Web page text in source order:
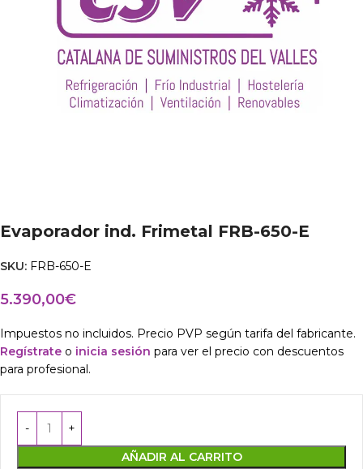
Evaporador ind. Frimetal FRB-650-E
SKU: FRB-650-E
5.390,00€
Impuestos no incluidos. Precio PVP según tarifa del fabricante.
Regístrate o inicia sesión para ver el precio con descuentos
para profesional.
AÑADIR AL CARRITO